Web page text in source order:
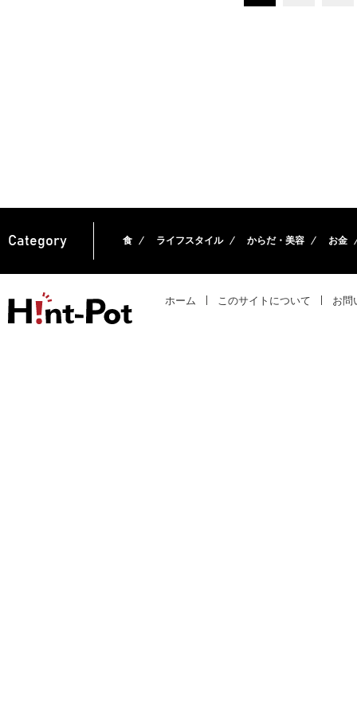
Category 食 ライフスタイル からだ・美容 お金
ホーム このサイトについて お問